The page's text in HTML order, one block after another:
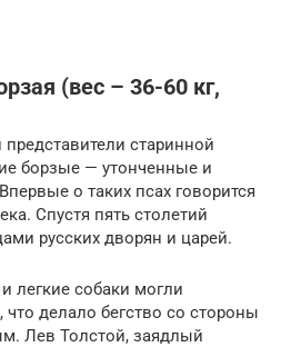
(вес – 36-60 кг,
старинной
борзые — утонченные и
о таких псах говорится
Спустя пять столетий
русских дворян и царей.
легкие собаки могли
что делало бегство со стороны
Лев Толстой, заядлый